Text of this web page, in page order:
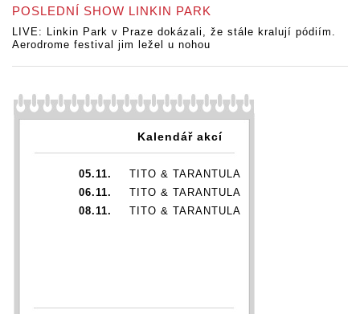
POSLEDNÍ SHOW LINKIN PARK
LIVE: Linkin Park v Praze dokázali, že stále kralují pódiím.
Aerodrome festival jim ležel u nohou
Kalendář akcí
05.11.
TITO & TARANTULA
06.11.
TITO & TARANTULA
08.11.
TITO & TARANTULA